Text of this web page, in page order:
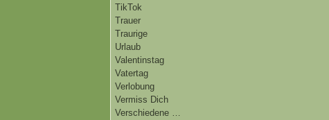
TikTok
Trauer
Traurige
Urlaub
Valentinstag
Vatertag
Verlobung
Vermiss Dich
Verschiedene …